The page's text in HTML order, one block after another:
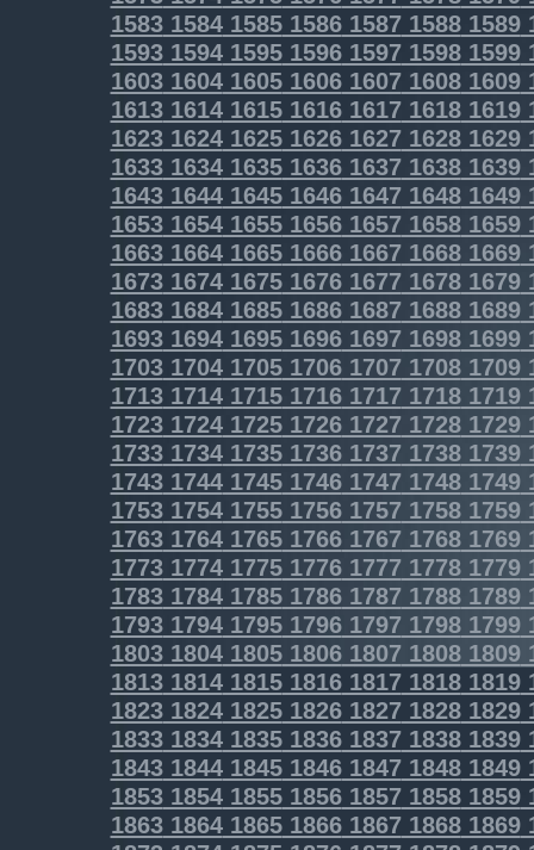
1583158415851586158715881589
1593159415951596159715981599
1603160416051606160716081609
1613161416151616161716181619
1623162416251626162716281629
1633163416351636163716381639
1643164416451646164716481649
1653165416551656165716581659
1663166416651666166716681669
1673167416751676167716781679
1683168416851686168716881689
16931694169516961697 16981699
17031704170517061707 17081709
1713171417151716171717181719
17231724172517261727 17281729
17331734173517361737 17381739
17431744174517461747 17481749
17531754175517561757 17581759
17631764176517661767 17681769
17731774177517761777 17781779
17831784178517861787 17881789
17931794179517961797 17981799
18031804180518061807 18081809
1813181418151816181718181819
1823182418251826182718281829
1833183418351836183718381839
1843184418451846184718481849
1853185418551856185718581859
1863186418651866186718681869